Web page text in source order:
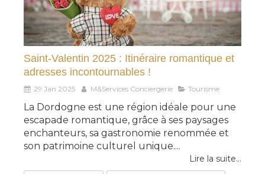
Saint-Valentin 2025 : Itinéraire romantique et
adresses incontournables !
29 Jan 2025 M&Services Conciergerie Tourisme
La Dordogne est une région idéale pour une
escapade romantique, grâce à ses paysages
enchanteurs, sa gastronomie renommée et
son patrimoine culturel unique....
Lire la suite...